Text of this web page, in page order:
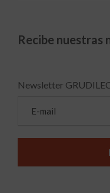
Recibe nuestras
Newsletter